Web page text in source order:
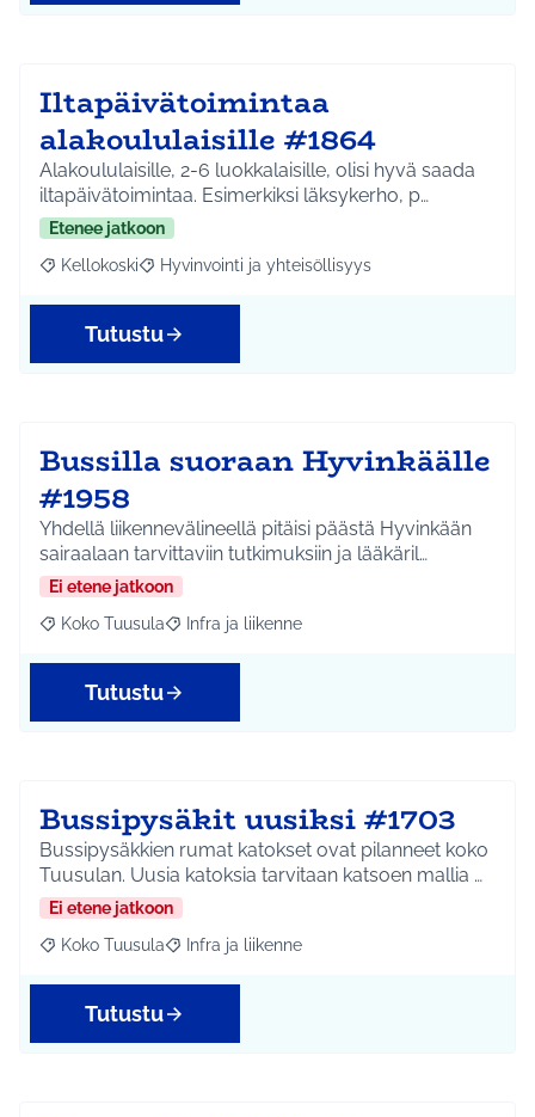
Iltapäivätoimintaa
alakoululaisille #1864
Alakoululaisille, 2-6 luokkalaisille, olisi hyvä saada
iltapäivätoimintaa. Esimerkiksi läksykerho, p…
Etenee jatkoon
Rajaa tulokset aihepiirin mukaan: Kellokoski
Kellokoski Rajaa tulokset teeman mukaan: Hyvinvointi ja
Hyvinvointi ja yhteisöllisyys
Tutustu
Bussilla suoraan Hyvinkäälle
#1958
Yhdellä liikennevälineellä pitäisi päästä Hyvinkään
sairaalaan tarvittaviin tutkimuksiin ja lääkäril…
Ei etene jatkoon
Rajaa tulokset aihepiirin mukaan: Koko Tuusula
Koko Tuusula Rajaa tulokset teeman mukaan: Infra ja liikenne
Infra ja liikenne
Tutustu
Bussipysäkit uusiksi #1703
Bussipysäkkien rumat katokset ovat pilanneet koko
Tuusulan. Uusia katoksia tarvitaan katsoen mallia …
Ei etene jatkoon
Rajaa tulokset aihepiirin mukaan: Koko Tuusula
Koko Tuusula Rajaa tulokset teeman mukaan: Infra ja liikenne
Infra ja liikenne
Tutustu